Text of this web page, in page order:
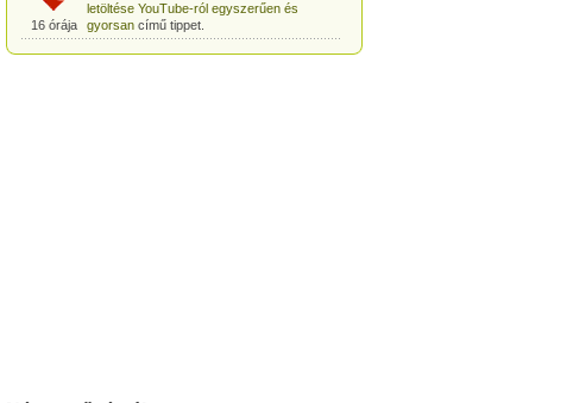
16 órája
letöltése YouTube-ról egyszerűen és
gyorsancímű tippet.
Heni77a kedvencei közé tette a(z)Counter